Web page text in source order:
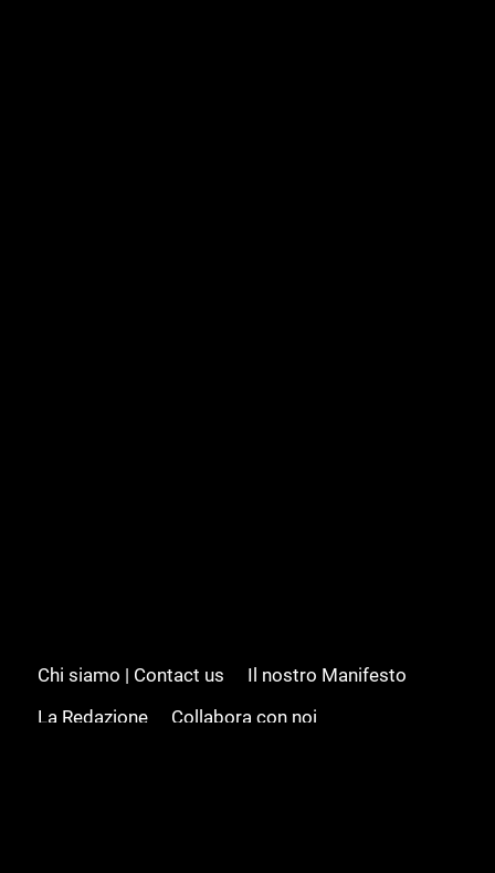
Chi siamo | Contact us
Il nostro Manifesto
La Redazione
Collabora con noi